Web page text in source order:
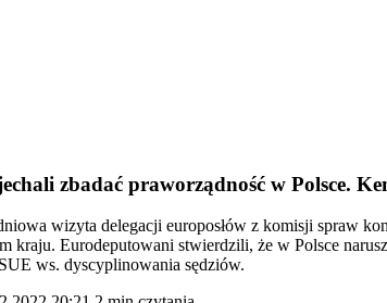
zbadać praworządność w Polsce.
wizyta delegacji europosłów z komisji spraw
kraju. Eurodeputowani stwierdzili, że w Polsce
ws. dyscyplinowania sędziów.